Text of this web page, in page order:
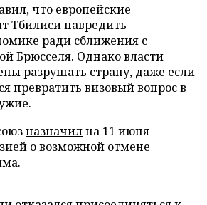
что европейские
Тбилиси навредить
ради сближения с
Брюсселя. Однако власти
разрушать страну, даже если
превратить визовый вопрос в
назначилна 11 июня
о возможной отмене